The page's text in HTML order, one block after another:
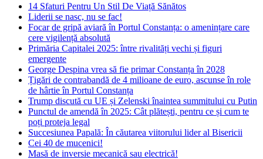
14 Sfaturi Pentru Un Stil De Viață Sănătos
Liderii se nasc, nu se fac!
Focar de gripă aviară în Portul Constanța: o amenințare care
cere vigilență absolută
Primăria Capitalei 2025: între rivalități vechi și figuri
emergente
George Despina vrea să fie primar Constanța în 2028
Țigări de contrabandă de 4 milioane de euro, ascunse în role
de hârtie în Portul Constanța
Trump discută cu UE și Zelenski înaintea summitului cu Putin
Punctul de amendă în 2025: Cât plătești, pentru ce și cum te
poți proteja legal
Succesiunea Papală: În căutarea viitorului lider al Bisericii
Cei 40 de mucenici!
Masă de inversie mecanică sau electrică!